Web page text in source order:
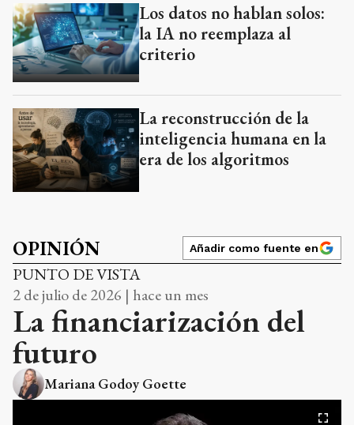
Los datos no hablan solos:
la IA no reemplaza al
criterio
La reconstrucción de la
inteligencia humana en la
era de los algoritmos
OPINIÓN Añadir como fuente en
PUNTO DE VISTA
2 de julio de 2026 | hace un mes
La financiarización del
futuro
Mariana Godoy Goette